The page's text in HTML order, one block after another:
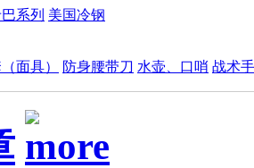
系列 美国冷钢
面具） 防身腰带刀 水壶、口哨 战术